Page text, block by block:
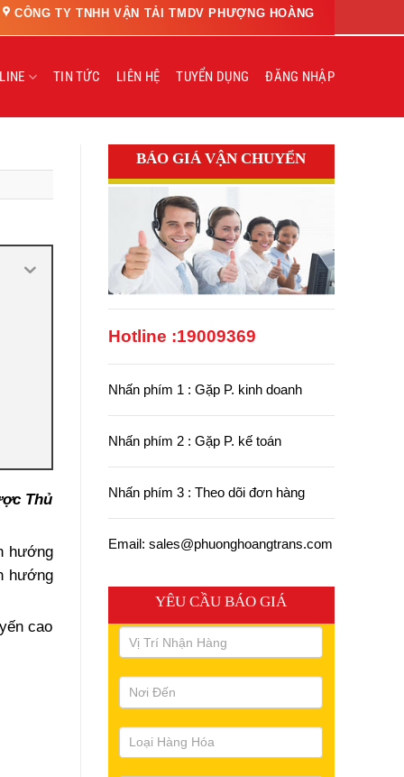
CÔNG TY TNHH VẬN TẢI TMDV PHƯỢNG HOÀNG
TIN TỨC LIÊN HỆ TUYỂN DỤNG ĐĂNG NHẬP
Thủ
hướng
hướng
cao
BÁO GIÁ VẬN CHUYỂN
Hotline :19009369
Nhấn phím 1 : Gặp P. kinh doanh
Nhấn phím 2 : Gặp P. kế toán
Nhấn phím 3 : Theo dõi đơn hàng
Email: sales@phuonghoangtrans.com
YÊU CẦU BÁO GIÁ